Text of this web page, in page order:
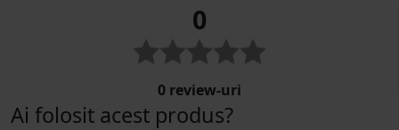
0
0 review-uri
Ai folosit acest produs?